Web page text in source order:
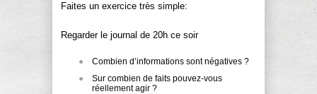
Faites un exercice très simple:
Regarder le journal de 20h ce soir
Combien d’informations sont négatives ?
Sur combien de faits pouvez-vous
réellement agir ?